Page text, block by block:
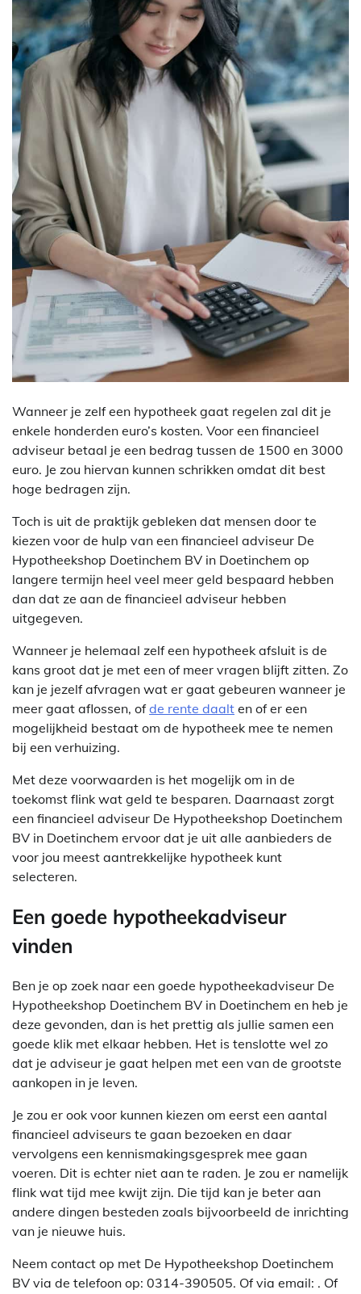
Wanneer je zelf een hypotheek gaat regelen zal dit je
enkele honderden euro’s kosten. Voor een financieel
adviseur betaal je een bedrag tussen de 1500 en 3000
euro. Je zou hiervan kunnen schrikken omdat dit best
hoge bedragen zijn.
Toch is uit de praktijk gebleken dat mensen door te
kiezen voor de hulp van een financieel adviseur De
Hypotheekshop Doetinchem BV in Doetinchem op
langere termijn heel veel meer geld bespaard hebben
dan dat ze aan de financieel adviseur hebben
uitgegeven.
Wanneer je helemaal zelf een hypotheek afsluit is de
kans groot dat je met een of meer vragen blijft zitten. Zo
kan je jezelf afvragen wat er gaat gebeuren wanneer je
meer gaat aflossen, ofde rente daalt en of er een
mogelijkheid bestaat om de hypotheek mee te nemen
bij een verhuizing.
Met deze voorwaarden is het mogelijk om in de
toekomst flink wat geld te besparen. Daarnaast zorgt
een financieel adviseur De Hypotheekshop Doetinchem
BV in Doetinchem ervoor dat je uit alle aanbieders de
voor jou meest aantrekkelijke hypotheek kunt
selecteren.
Een goede hypotheekadviseur
vinden
Ben je op zoek naar een goede hypotheekadviseur De
Hypotheekshop Doetinchem BV in Doetinchem en heb je
deze gevonden, dan is het prettig als jullie samen een
goede klik met elkaar hebben. Het is tenslotte wel zo
dat je adviseur je gaat helpen met een van de grootste
aankopen in je leven.
Je zou er ook voor kunnen kiezen om eerst een aantal
financieel adviseurs te gaan bezoeken en daar
vervolgens een kennismakingsgesprek mee gaan
voeren. Dit is echter niet aan te raden. Je zou er namelijk
flink wat tijd mee kwijt zijn. Die tijd kan je beter aan
andere dingen besteden zoals bijvoorbeeld de inrichting
van je nieuwe huis.
Neem contact op met De Hypotheekshop Doetinchem
BV via de telefoon op: 0314-390505. Of via email: . Of